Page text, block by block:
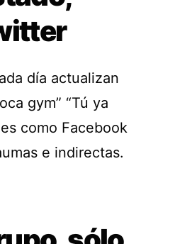
día actualizan
gym” “Tú ya
como Facebook
e indirectas.